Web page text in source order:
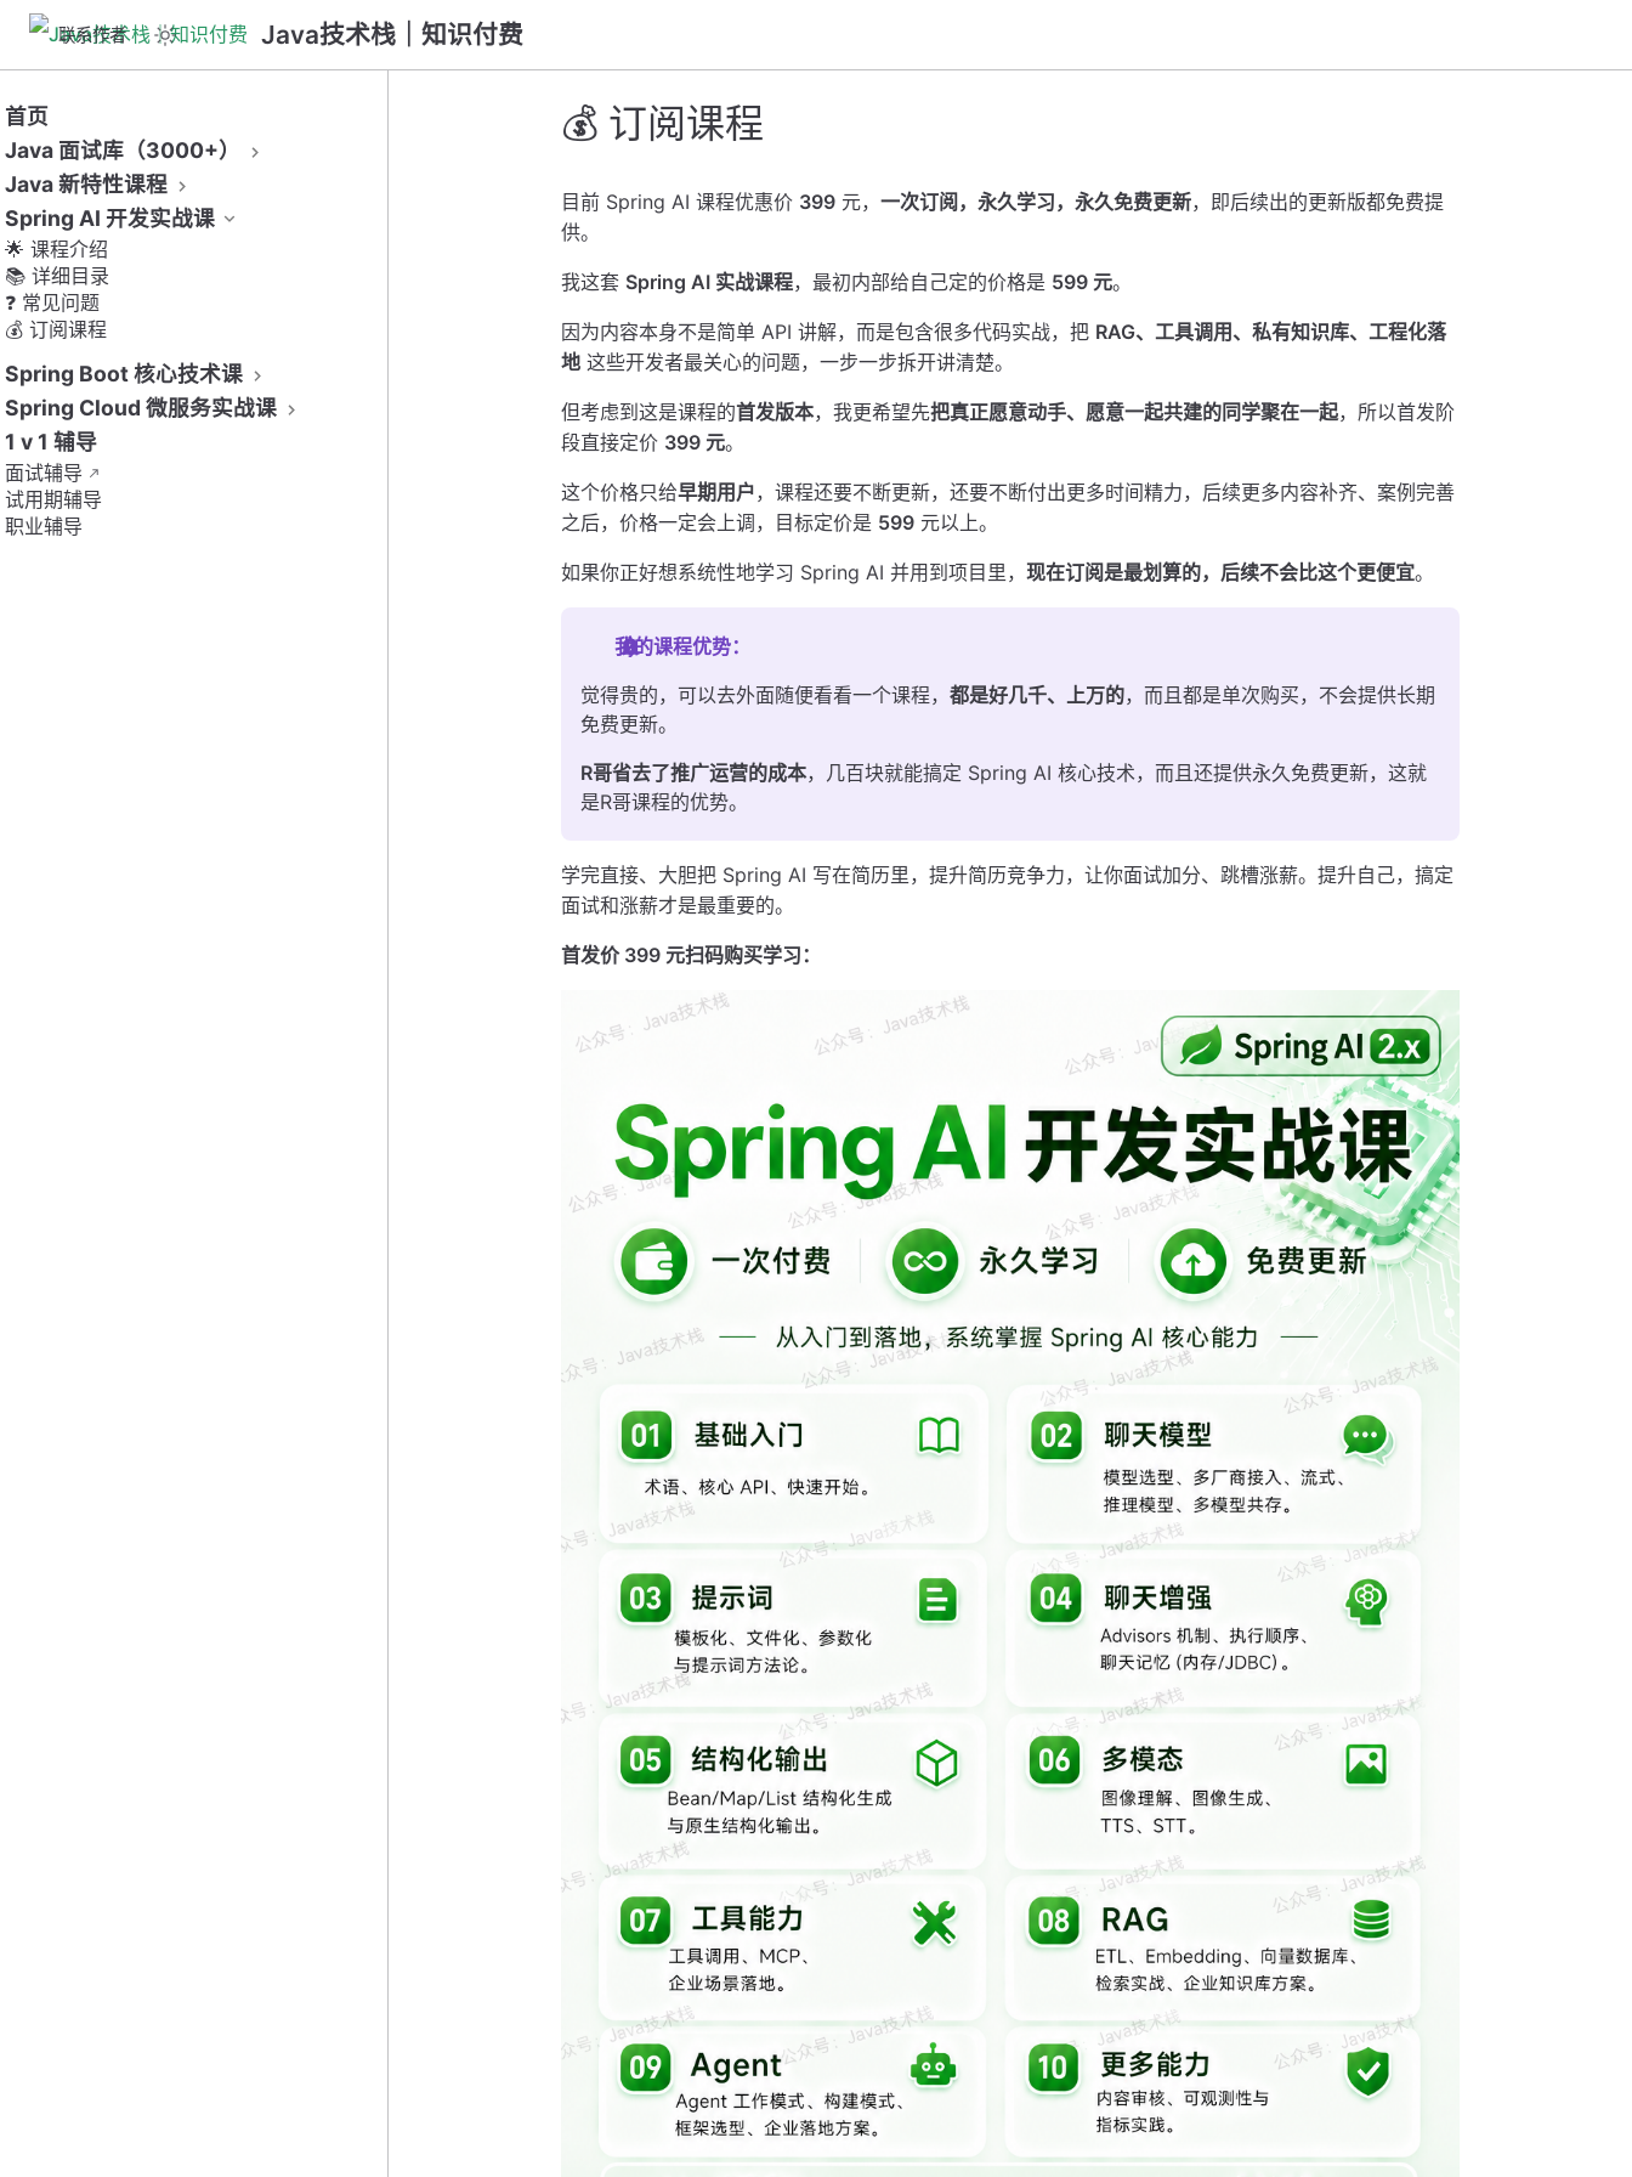
Java技术栈｜知识付费
联系作者
首页
Java 面试库（3000+）
Java 新特性课程
Spring AI 开发实战课
🌟 ​课程介绍
📚 ​详细目录
❓ ​常见问题
💰 ​订阅课程
Spring Boot 核心技术课
Spring Cloud 微服务实战课
1 v 1 辅导
面试辅导
试用期辅导
职业辅导
💰 ​订阅课程
目前 Spring AI 课程优惠价 399 元， 一次订阅，永久学习，永久免费更新，即后续出的更新版都免费提
供。
我这套 Spring AI 实战课程，最初内部给自己定的价格是 599 元。
因为内容本身不是简单 API 讲解，而是包含很多代码实战，把 RAG、工具调用、私有知识库、工程化落
地 这些开发者最关心的问题，一步一步拆开讲清楚。
但考虑到这是课程的首发版本，我更希望先把真正愿意动手、愿意一起共建的同学聚在一起，所以首发阶
段直接定价 399 元。
这个价格只给早期用户，课程还要不断更新，还要不断付出更多时间精力，后续更多内容补齐、案例完善
之后，价格一定会上调，目标定价是 599 元以上。
如果你正好想系统性地学习 Spring AI 并用到项目里， 现在订阅是最划算的，后续不会比这个更便宜。
我的课程优势：
觉得贵的，可以去外面随便看看一个课程， 都是好几千、上万的，而且都是单次购买，不会提供长期
免费更新。
R哥省去了推广运营的成本，几百块就能搞定 Spring AI 核心技术，而且还提供永久免费更新，这就
是R哥课程的优势。
学完直接、大胆把 Spring AI 写在简历里，提升简历竞争力，让你面试加分、跳槽涨薪。提升自己，搞定
面试和涨薪才是最重要的。
首发价 399 元扫码购买学习：